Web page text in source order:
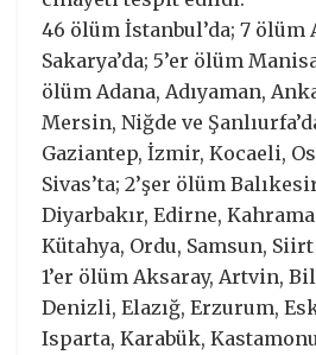
46 ölüm İstanbul’da; 7 ölüm
Sakarya’da; 5’er ölüm
ölüm Adana, Adıyaman,
Mersin, Niğde ve
Gaziantep, İzmir, Kocaeli,
Sivas’ta; 2’şer ölüm
Diyarbakır, Edirne,
Kütahya, Ordu, Samsun,
1’er ölüm Aksaray, Artvin,
Denizli, Elazığ, Erzurum,
Isparta, Karabük,